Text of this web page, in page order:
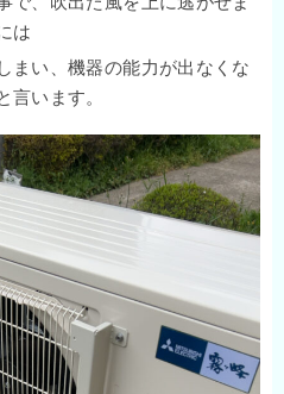
は
まい、機器の能力が出なくな
言います。